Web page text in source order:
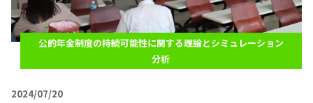
公的年金制度の持続可能性に関する理論とシミュレーション
分析
2024/07/20